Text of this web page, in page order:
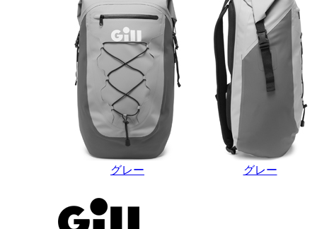
グレー グレー